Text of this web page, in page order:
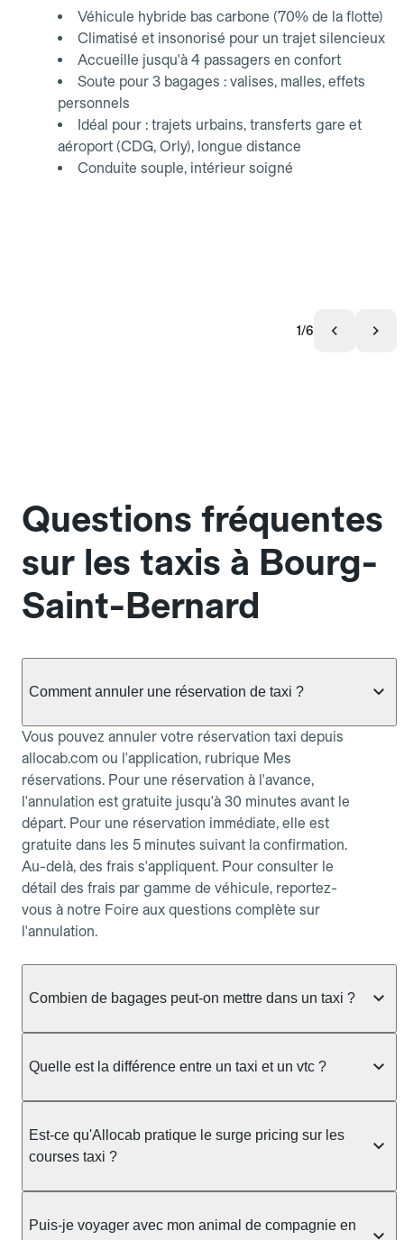
Véhicule hybride bas carbone (70% de la flotte)
Climatisé et insonorisé pour un trajet silencieux
Accueille jusqu'à 4 passagers en confort
Soute pour 3 bagages : valises, malles, effets
personnels
Idéal pour : trajets urbains, transferts gare et
aéroport (CDG, Orly), longue distance
Conduite souple, intérieur soigné
1/6
Questions fréquentes
sur les taxis à Bourg-
Saint-Bernard
Comment annuler une réservation de taxi ?
Vous pouvez annuler votre réservation taxi depuis
allocab.com ou l'application, rubrique Mes
réservations. Pour une réservation à l'avance,
l'annulation est gratuite jusqu'à 30 minutes avant le
départ. Pour une réservation immédiate, elle est
gratuite dans les 5 minutes suivant la confirmation.
Au-delà, des frais s'appliquent. Pour consulter le
détail des frais par gamme de véhicule, reportez-
vous à notre Foire aux questions complète sur
l'annulation.
Combien de bagages peut-on mettre dans un taxi ?
taxi berline accueille en général jusqu'à 3 bagages
ou nombreux, précisez-le dans le champ "Message
au chauffeur" lors de la réservation. Le prix n'est
pas impacté par le nombre de bagages.
Quelle est la différence entre un taxi et un vtc ?
prendre en charge directement dans la rue, à une
station ou sur réservation, avec un tarif au
réservation et propose un prix fixe annoncé à
l'avance. Chez Allocab, réservez facilement votre
Est-ce qu'Allocab pratique le surge pricing sur les
courses taxi ?
réglementation préfectorale et suit un barème
Puis-je voyager avec mon animal de compagnie en